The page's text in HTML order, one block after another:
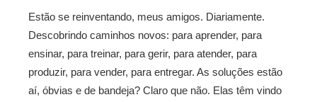
Estão se reinventando, meus amigos. Diariamente.
Descobrindo caminhos novos: para aprender, para
ensinar, para treinar, para gerir, para atender, para
produzir, para vender, para entregar. As soluções estão
aí, óbvias e de bandeja? Claro que não. Elas têm vindo